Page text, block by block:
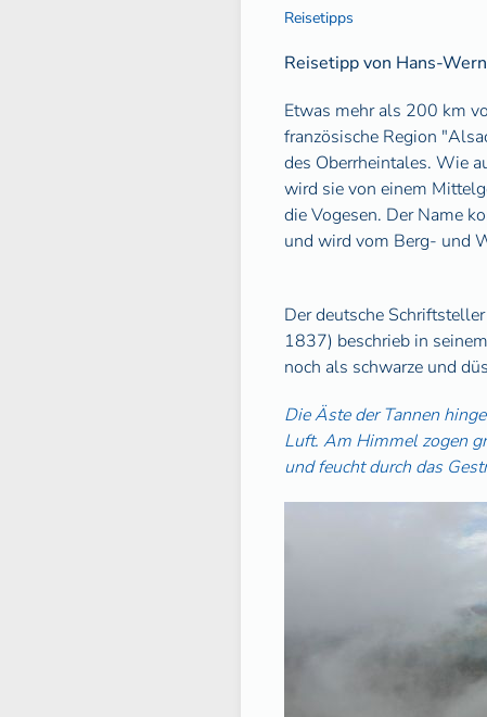
Reisetipps
Reisetipp von Hans-
Etwas mehr als 200 km
französische Region
des Oberrheintales. Wie
wird sie von einem
die Vogesen. Der Name
und wird vom Berg- und
Der deutsche
1837) beschrieb in
noch als schwarze und
Die Äste der Tannen
Luft. Am Himmel zogen
und feucht durch das